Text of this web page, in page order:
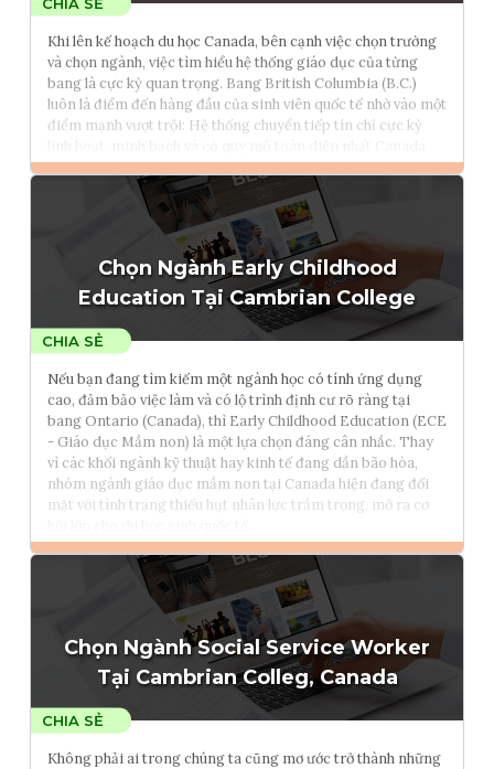
Khi lên kế hoạch du học Canada, bên cạnh việc chọn trường
và chọn ngành, việc tìm hiểu hệ thống giáo dục của từng
bang là cực kỳ quan trọng. Bang British Columbia (B.C.)
luôn là điểm đến hàng đầu của sinh viên quốc tế nhờ vào một
điểm mạnh vượt trội: Hệ thống chuyển tiếp tín chỉ cực kỳ
Đọc thêm
Tham vấn Interlink
Chọn Ngành Early Childhood
Education Tại Cambrian College
Nếu bạn đang tìm kiếm một ngành học có tính ứng dụng
cao, đảm bảo việc làm và có lộ trình định cư rõ ràng tại
bang Ontario (Canada), thì Early Childhood Education (ECE
- Giáo dục Mầm non) là một lựa chọn đáng cân nhắc. Thay
vì các khối ngành kỹ thuật hay kinh tế đang dần bão hòa,
nhóm ngành giáo dục mầm non tại Canada hiện đang đối
mặt với tình trạng thiếu hụt nhân lực trầm trọng, mở ra cơ
Đọc thêm
Tham vấn Interlink
Chọn Ngành Social Service Worker
Tại Cambrian Colleg, Canada
Không phải ai trong chúng ta cũng mơ ước trở thành những